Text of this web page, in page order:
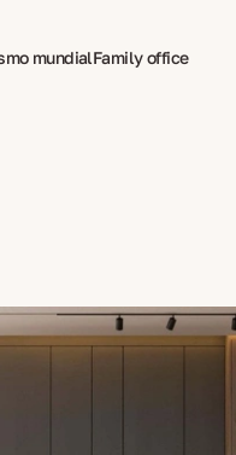
mundialFamily office